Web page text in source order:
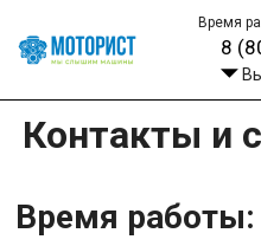
Время
8
Контакты и
Время работы: